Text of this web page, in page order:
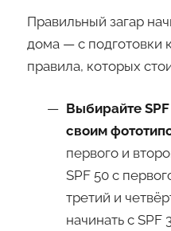
Правильный загар
дома — с подготовки
правила, которых
Выбирайте
своим
первого и
SPF 50 с
третий и
начинать с SPF